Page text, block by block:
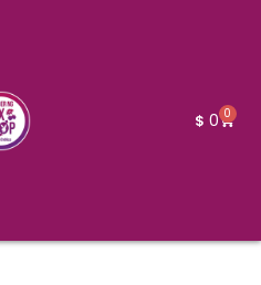
$ 0 0